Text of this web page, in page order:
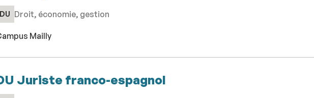
Droit, économie, gestion
Mailly
Juriste franco-espagnol